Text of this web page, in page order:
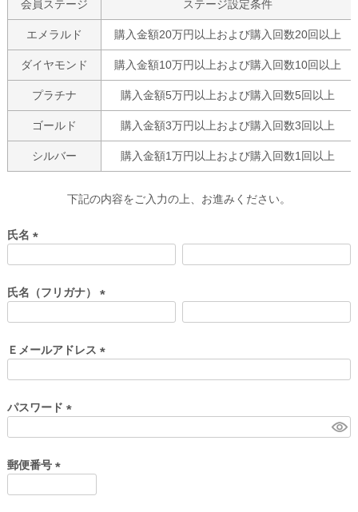
会員ステージ ステージ設定条件
エメラルド 購入金額20万円以上および購入回数20回以上
ダイヤモンド 購入金額10万円以上および購入回数10回以上
プラチナ 購入金額5万円以上および購入回数5回以上
ゴールド 購入金額3万円以上および購入回数3回以上
シルバー 購入金額1万円以上および購入回数1回以上
下記の内容をご入力の上、お進みください。
氏名
須
)
氏名（フリガナ）
須
)
Ｅメールアドレス
)
パスワード
)
郵便番号